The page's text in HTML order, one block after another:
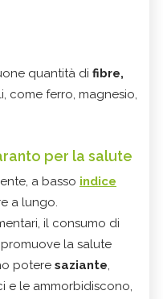
quantità di fibre,
come ferro, magnesio,
per la salute
a basso indice
a lungo.
il consumo di
la salute
potere saziante,
e le ammorbidiscono,